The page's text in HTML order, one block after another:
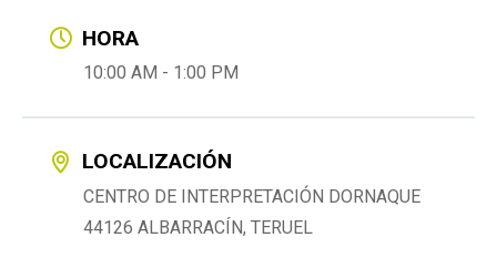
HORA
10:00 AM - 1:00 PM
LOCALIZACIÓN
CENTRO DE INTERPRETACIÓN DORNAQUE
44126 ALBARRACÍN, TERUEL